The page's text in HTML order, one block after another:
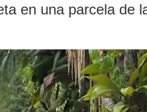
en una parcela de